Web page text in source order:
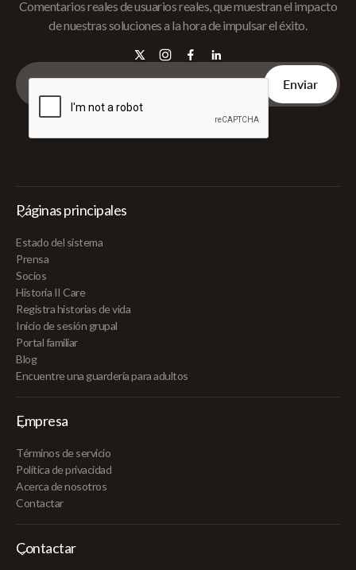
Comentarios reales de usuarios reales, que muestran el impacto
de nuestras soluciones a la hora de impulsar el éxito.
Páginas principales
Estado del sistema
Prensa
Socios
Historia II Care
Registra historias de vida
Inicio de sesión grupal
Portal familiar
Blog
Encuentre una guardería para adultos
Empresa
Términos de servicio
Política de privacidad
Acerca de nosotros
Contactar
Contactar